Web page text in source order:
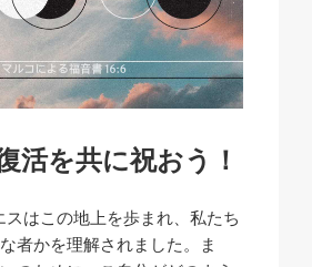
活を共に祝おう！
スはこの地上を歩まれ、私たち
者かを理解されました。ま